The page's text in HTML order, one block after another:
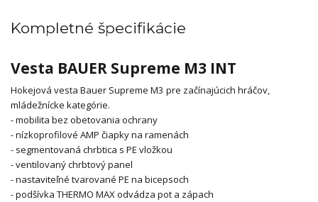
Kompletné špecifikácie
Vesta BAUER Supreme M3 INT
Hokejová vesta Bauer Supreme M3 pre začínajúcich hráčov,
mládežnícke kategórie.
- mobilita bez obetovania ochrany
- nízkoprofilové AMP čiapky na ramenách
- segmentovaná chrbtica s PE vložkou
- ventilovaný chrbtový panel
- nastaviteľné tvarované PE na bicepsoch
- podšívka THERMO MAX odvádza pot a zápach